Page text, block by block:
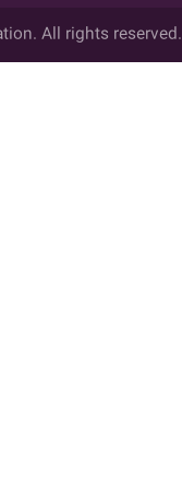
All rights reserved.